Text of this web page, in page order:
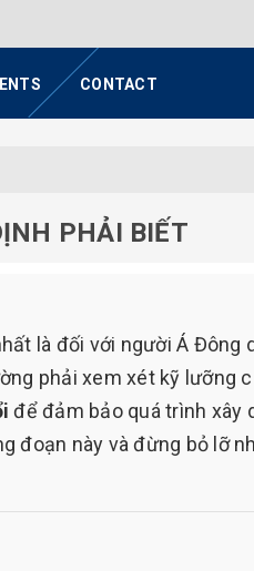
CONTACT
PHẢI BIẾT
là đối với người Á Đông
phải xem xét kỹ lưỡng
để đảm bảo quá trình xây
đoạn này và đừng bỏ lỡ